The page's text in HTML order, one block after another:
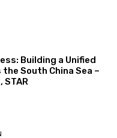
Building a Unified
South China Sea –
STAR